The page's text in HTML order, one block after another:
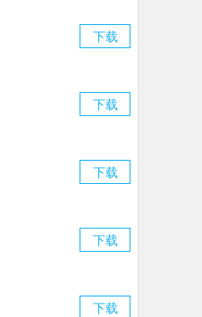
下载
下载
下载
下载
下载